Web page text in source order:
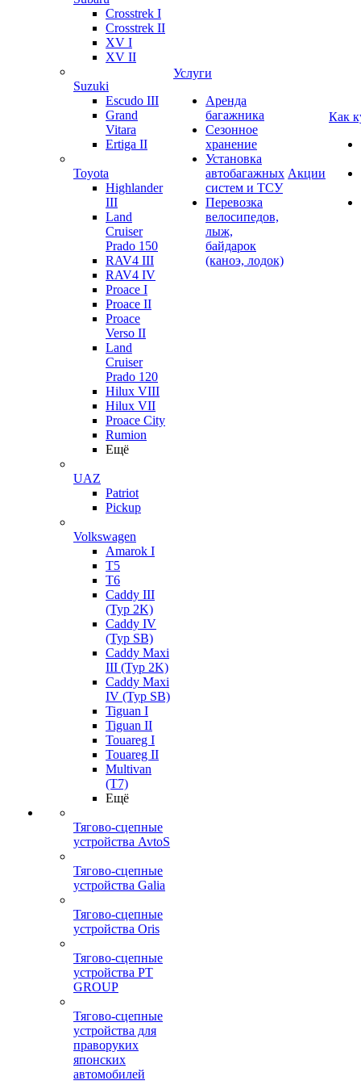
Crosstrek I
Crosstrek II
XV I
XV II
Suzuki
Escudo III
Grand
Vitara
Ertiga II
Toyota
Highlander
III
Land
Cruiser
Prado 150
RAV4 III
RAV4 IV
Proace I
Proace II
Proace
Verso II
Land
Cruiser
Prado 120
Hilux VIII
Hilux VII
Proace City
Rumion
Ещё
UAZ
Patriot
Pickup
Volkswagen
Amarok I
T5
T6
Caddy III
(Typ 2K)
Caddy IV
(Typ SB)
Caddy Maxi
III (Typ 2K)
Caddy Maxi
IV (Typ SB)
Tiguan I
Tiguan II
Touareg I
Touareg II
Multivan
(T7)
Ещё
Тягово-сцепные
устройства AvtoS
Тягово-сцепные
устройства Galia
Тягово-сцепные
устройства Oris
Тягово-сцепные
устройства PT
GROUP
Тягово-сцепные
устройства для
праворуких
японских
автомобилей
Услуги
Аренда
багажника
Сезонное
хранение
Установка
автобагажных
систем и ТСУ
Перевозка
велосипедов,
лыж,
байдарок
(каноэ, лодок)
Акции
Как